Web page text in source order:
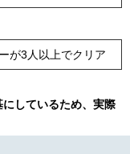
が3人以上でクリア
しているため、実際